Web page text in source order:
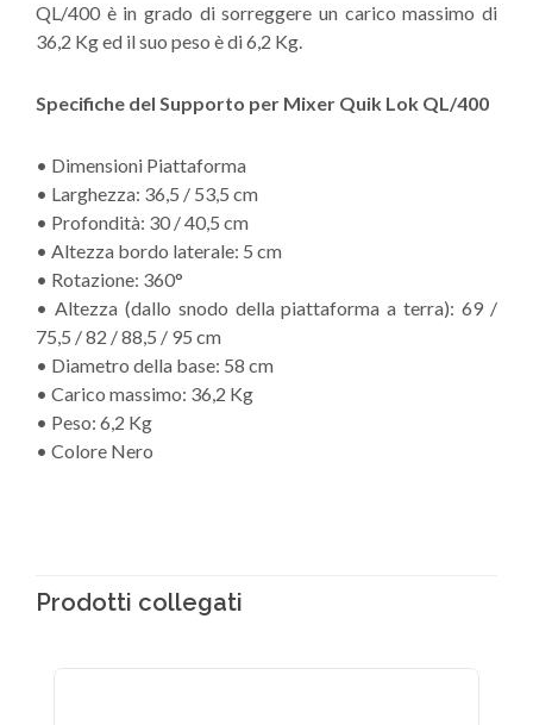
QL/400 è in grado di sorreggere un carico massimo di
36,2 Kg ed il suo peso è di 6,2 Kg.
Specifiche del Supporto per Mixer Quik Lok QL/400
• Dimensioni Piattaforma
• Larghezza: 36,5 / 53,5 cm
• Profondità: 30 / 40,5 cm
• Altezza bordo laterale: 5 cm
• Rotazione: 360°
• Altezza (dallo snodo della piattaforma a terra): 69 /
75,5 / 82 / 88,5 / 95 cm
• Diametro della base: 58 cm
• Carico massimo: 36,2 Kg
• Peso: 6,2 Kg
• Colore Nero
Prodotti collegati